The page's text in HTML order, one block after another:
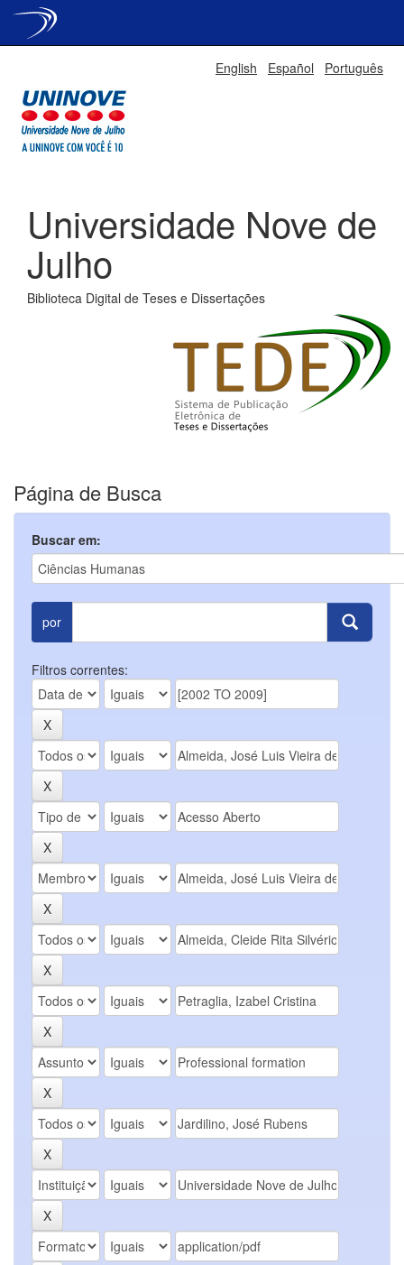
English Español Português
Universidade Nove de
Julho
Biblioteca Digital de Teses e Dissertações
Página de Busca
Buscar em:
por
Filtros correntes: